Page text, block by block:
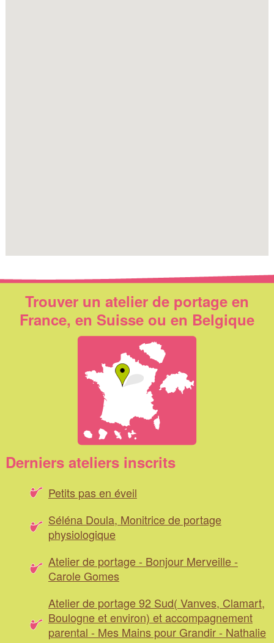
Trouver un atelier de portage en
France, en Suisse ou en Belgique
Derniers ateliers inscrits
Petits pas en éveil
Séléna Doula, Monitrice de portage
physiologique
Atelier de portage - Bonjour Merveille -
Carole Gomes
Atelier de portage 92 Sud( Vanves, Clamart,
Boulogne et environ) et accompagnement
parental - Mes Mains pour Grandir - Nathalie